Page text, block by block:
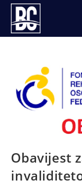
Skip
content
Obavijest